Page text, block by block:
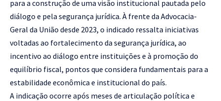
para a construção de uma visão institucional pautada pelo
diálogo e pela segurança jurídica. À frente da Advocacia-
Geral da União desde 2023, o indicado ressalta iniciativas
voltadas ao fortalecimento da segurança jurídica, ao
incentivo ao diálogo entre instituições e à promoção do
equilíbrio fiscal, pontos que considera fundamentais para a
estabilidade econômica e institucional do país.
A indicação ocorre após meses de articulação política e